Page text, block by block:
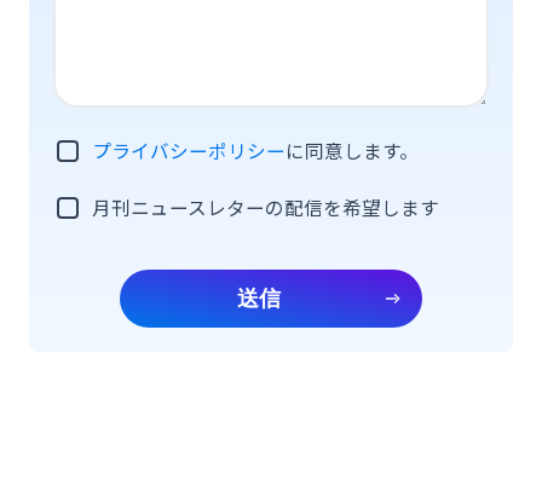
プライバシーポリシーに同意します。
月刊ニュースレターの配信を希望します
送信